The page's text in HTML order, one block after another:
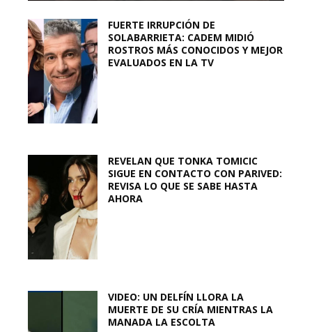
FUERTE IRRUPCIÓN DE
SOLABARRIETA: CADEM MIDIÓ
ROSTROS MÁS CONOCIDOS Y MEJOR
EVALUADOS EN LA TV
REVELAN QUE TONKA TOMICIC
SIGUE EN CONTACTO CON PARIVED:
REVISA LO QUE SE SABE HASTA
AHORA
VIDEO: UN DELFÍN LLORA LA
MUERTE DE SU CRÍA MIENTRAS LA
MANADA LA ESCOLTA